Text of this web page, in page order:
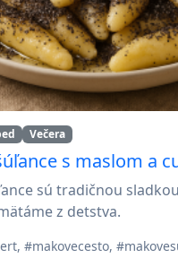
Večera
s maslom a
sú tradičnou
z detstva.